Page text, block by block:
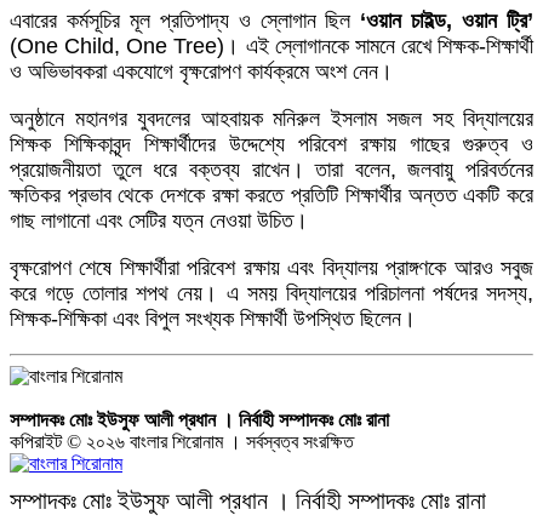
​এবারের কর্মসূচির মূল প্রতিপাদ্য ও স্লোগান ছিল ‘ওয়ান চাইল্ড, ওয়ান ট্রি’
(One Child, One Tree)। এই স্লোগানকে সামনে রেখে শিক্ষক-শিক্ষার্থী
ও অভিভাবকরা একযোগে বৃক্ষরোপণ কার্যক্রমে অংশ নেন।
​অনুষ্ঠানে মহানগর যুবদলের আহবায়ক মনিরুল ইসলাম সজল সহ বিদ্যালয়ের
শিক্ষক শিক্ষিকাবৃন্দ শিক্ষার্থীদের উদ্দেশ্যে পরিবেশ রক্ষায় গাছের গুরুত্ব ও
প্রয়োজনীয়তা তুলে ধরে বক্তব্য রাখেন। তারা বলেন, জলবায়ু পরিবর্তনের
ক্ষতিকর প্রভাব থেকে দেশকে রক্ষা করতে প্রতিটি শিক্ষার্থীর অন্তত একটি করে
গাছ লাগানো এবং সেটির যত্ন নেওয়া উচিত।
​বৃক্ষরোপণ শেষে শিক্ষার্থীরা পরিবেশ রক্ষায় এবং বিদ্যালয় প্রাঙ্গণকে আরও সবুজ
করে গড়ে তোলার শপথ নেয়। এ সময় বিদ্যালয়ের পরিচালনা পর্ষদের সদস্য,
শিক্ষক-শিক্ষিকা এবং বিপুল সংখ্যক শিক্ষার্থী উপস্থিত ছিলেন।
সম্পাদকঃ মোঃ ইউসুফ আলী প্রধান । নির্বাহী সম্পাদকঃ মোঃ রানা
কপিরাইট © ২০২৬ বাংলার শিরোনাম । সর্বস্বত্ব সংরক্ষিত
সম্পাদকঃ মোঃ ইউসুফ আলী প্রধান । নির্বাহী সম্পাদকঃ মোঃ রানা